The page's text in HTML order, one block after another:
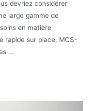
devriez considérer
large gamme de
en matière
rapide sur place, MCS-
…